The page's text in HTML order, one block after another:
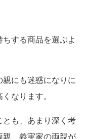
する商品を選ぶよ
にも迷惑になりに
なります。
とも、あまり深く考
親、義実家の両親が